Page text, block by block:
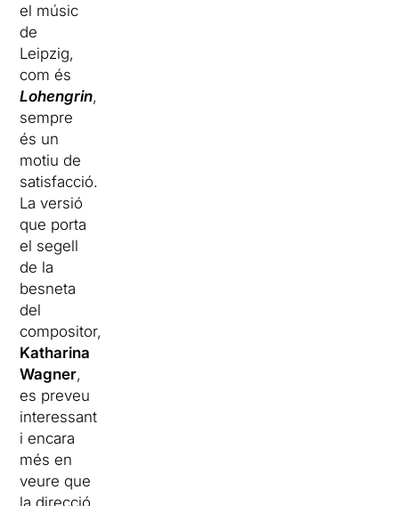
el músic
de
Leipzig,
com és
Lohengrin,
sempre
és un
motiu de
satisfacció.
La versió
que porta
el segell
de la
besneta
del
compositor,
Katharina
Wagner,
es preveu
interessant
i encara
més en
veure que